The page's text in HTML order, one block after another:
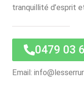
tranquillité d’esprit
0479 03
Email: